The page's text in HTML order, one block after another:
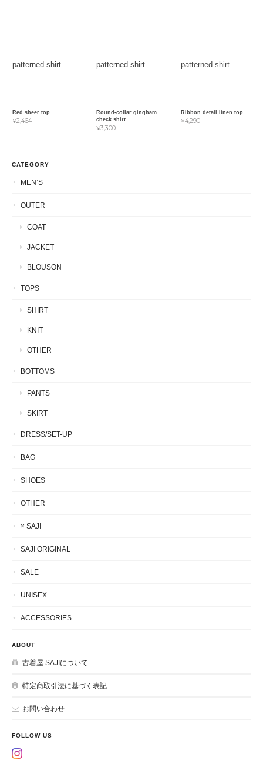
Red sheer top
¥2,464
Round-collar gingham
check shirt
¥3,300
Ribbon detail linen top
¥4,290
CATEGORY
MEN’S
OUTER
COAT
JACKET
BLOUSON
TOPS
SHIRT
KNIT
OTHER
BOTTOMS
PANTS
SKIRT
DRESS/SET-UP
BAG
SHOES
OTHER
× SAJI
SAJI ORIGINAL
SALE
UNISEX
ACCESSORIES
ABOUT
古着屋 SAJIについて
特定商取引法に基づく表記
お問い合わせ
FOLLOW US